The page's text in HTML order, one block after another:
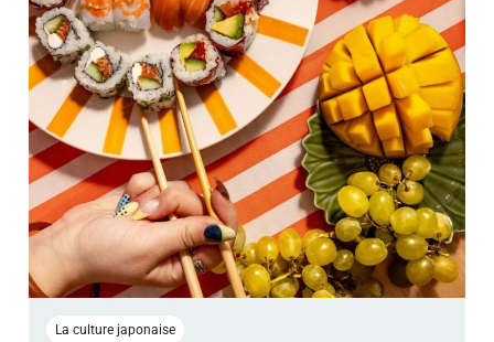
La culture japonaise